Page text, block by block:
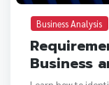
Business Analysis
Business